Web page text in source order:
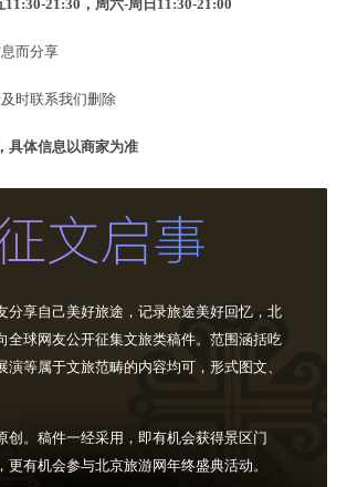
21:30，周六-周日11:30-21:00
而分享
时联系我们删除
具体信息以商家为准
分享自己美好旅途，记录旅途美好回忆，北
全球网友公开征集文旅类稿件。范围涵括吃
演等属于文旅范畴的内容均可，形式图文、
创。稿件一经采用，即有机会获得景区门
更有机会参与北京旅游网年终盛典活动。